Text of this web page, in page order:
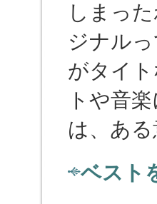
しまっ
ジナル
がタイ
トや音
は、あ
ベスト